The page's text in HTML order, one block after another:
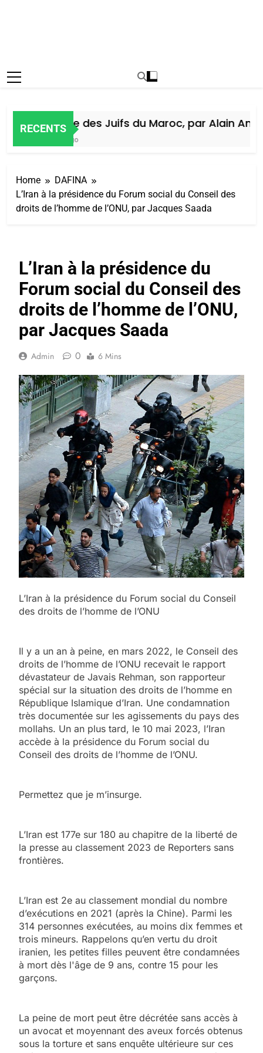
RECENTS
Histoire des Juifs du Maroc, par Alain Amiel
Home
DAFINA
L’Iran à la présidence du Forum social du Conseil des
droits de l’homme de l’ONU, par Jacques Saada
L’Iran à la présidence du
Forum social du Conseil des
droits de l’homme de l’ONU,
par Jacques Saada
Admin 0 6 Mins
L’Iran à la présidence du Forum social du Conseil
des droits de l’homme de l’ONU
Il y a un an à peine, en mars 2022, le Conseil des
droits de l’homme de l’ONU recevait le rapport
dévastateur de Javais Rehman, son rapporteur
spécial sur la situation des droits de l’homme en
République Islamique d’Iran. Une condamnation
très documentée sur les agissements du pays des
mollahs. Un an plus tard, le 10 mai 2023, l’Iran
accède à la présidence du Forum social du
Conseil des droits de l’homme de l’ONU.
Permettez que je m’insurge.
L’Iran est 177e sur 180 au chapitre de la liberté de
la presse au classement 2023 de Reporters sans
frontières.
L’Iran est 2e au classement mondial du nombre
d’exécutions en 2021 (après la Chine). Parmi les
314 personnes exécutées, au moins dix femmes et
trois mineurs. Rappelons qu’en vertu du droit
iranien, les petites filles peuvent être condamnées
à mort dès l'âge de 9 ans, contre 15 pour les
garçons.
La peine de mort peut être décrétée sans accès à
un avocat et moyennant des aveux forcés obtenus
sous la torture et sans enquête ultérieure sur ces